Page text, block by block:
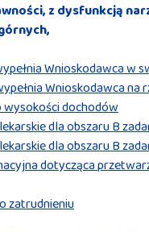
z dysfunkcją
Wnioskodawca w
Wnioskodawca
wysokości dochodów
dla obszaru B
dla obszaru B
dotycząca
zatrudnieniu